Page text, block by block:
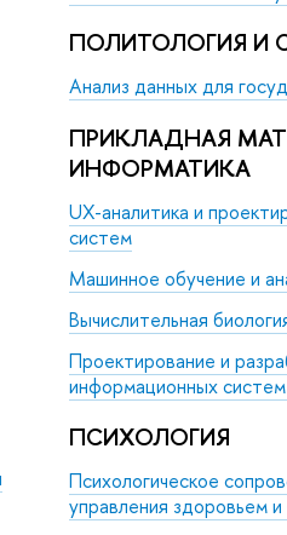
ПОЛИТОЛОГИЯ И
Анализ данных для
ПРИКЛАДНАЯ
ИНФОРМАТИКА
UX-аналитика и
систем
Машинное обучение и
Вычислительная
Проектирование и
информационных
ПСИХОЛОГИЯ
Психологическое
управления здоровьем